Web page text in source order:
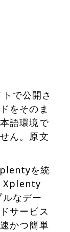
で公開さ
をそのま
語環境で
ん。原文
を統
Xplenty
なデー
サービス
かつ簡単